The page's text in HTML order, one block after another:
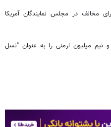
این قطعنامه با ۴۰۵ رای موافق و ۱۱ رای مخالف در مجلس نمایندگان آمریکا
میلیون ارمنی را به عنوان "نسل